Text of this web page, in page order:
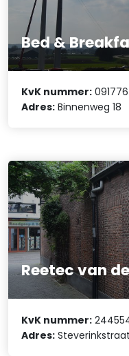
Bed &
KvK nummer:
Adres: Binnenweg 18
Reetec van
KvK nummer:
Adres: